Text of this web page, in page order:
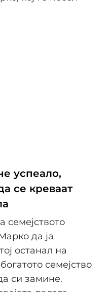
успеало,
се креваат
семејството
да ја
останал на
семејство
си замине.